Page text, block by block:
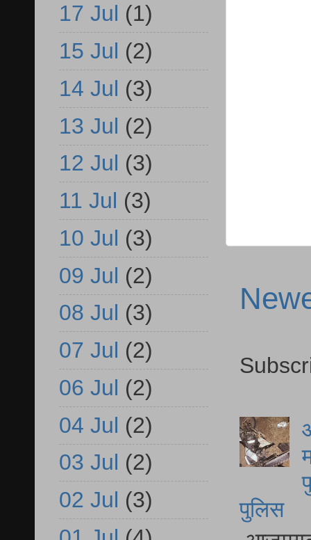
पुलिस
17 Jul (1)
15 Jul (2)
14 Jul (3)
13 Jul (2)
12 Jul (3)
11 Jul (3)
10 Jul (3)
09 Jul (2)
08 Jul (3)
07 Jul (2)
06 Jul (2)
04 Jul (2)
03 Jul (2)
02 Jul (3)